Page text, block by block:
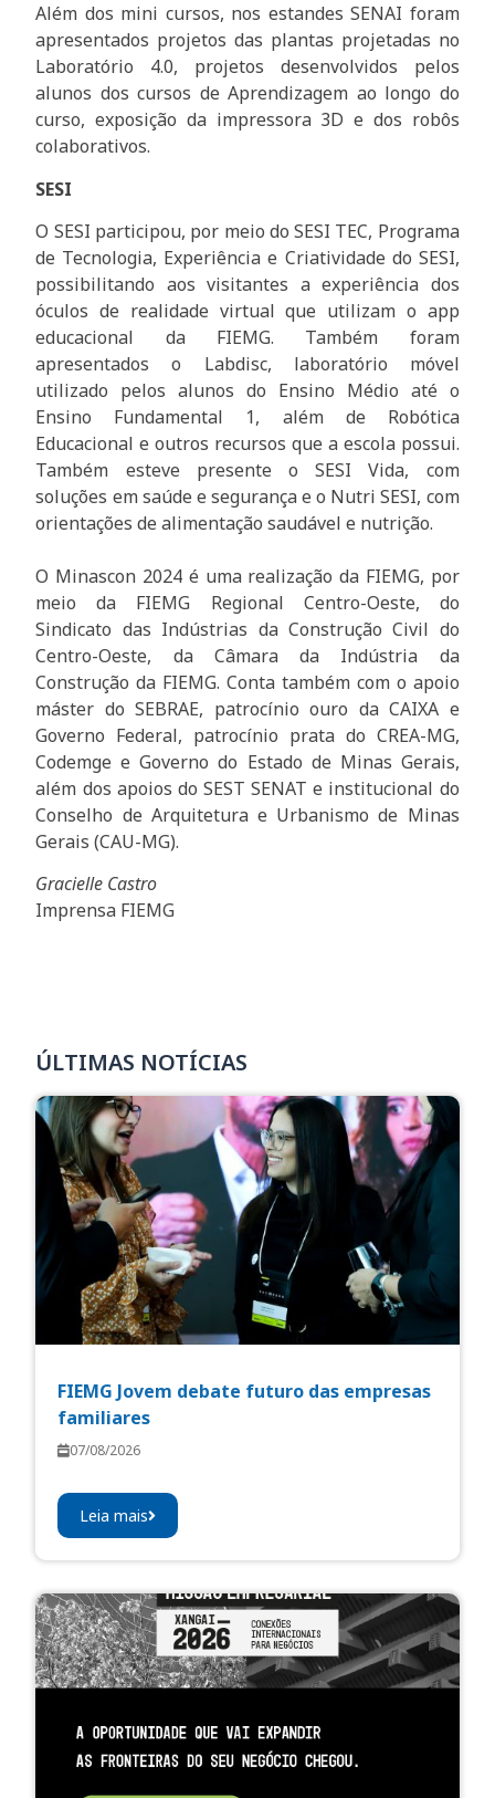
Além dos mini cursos, nos estandes SENAI foram
apresentados projetos das plantas projetadas no
Laboratório 4.0, projetos desenvolvidos pelos
alunos dos cursos de Aprendizagem ao longo do
curso, exposição da impressora 3D e dos robôs
colaborativos.
SESI
O SESI participou, por meio do SESI TEC, Programa
de Tecnologia, Experiência e Criatividade do SESI,
possibilitando aos visitantes a experiência dos
óculos de realidade virtual que utilizam o app
educacional da FIEMG. Também foram
apresentados o Labdisc, laboratório móvel
utilizado pelos alunos do Ensino Médio até o
Ensino Fundamental 1, além de Robótica
Educacional e outros recursos que a escola possui.
Também esteve presente o SESI Vida, com
soluções em saúde e segurança e o Nutri SESI, com
orientações de alimentação saudável e nutrição.
O Minascon 2024 é uma realização da FIEMG, por
meio da FIEMG Regional Centro-Oeste, do
Sindicato das Indústrias da Construção Civil do
Centro-Oeste, da Câmara da Indústria da
Construção da FIEMG. Conta também com o apoio
máster do SEBRAE, patrocínio ouro da CAIXA e
Governo Federal, patrocínio prata do CREA-MG,
Codemge e Governo do Estado de Minas Gerais,
além dos apoios do SEST SENAT e institucional do
Conselho de Arquitetura e Urbanismo de Minas
Gerais (CAU-MG).
Gracielle Castro
Imprensa FIEMG
ÚLTIMAS NOTÍCIAS
FIEMG Jovem debate futuro das empresas
familiares
07/08/2026
Leia mais